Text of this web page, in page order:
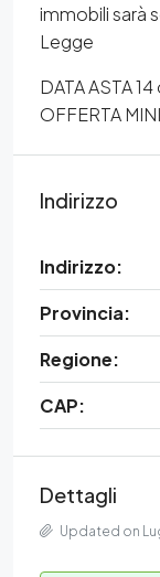
immobili sarà
Legge
DATA ASTA
OFFERTA
Indirizzo
Indirizzo:
Provincia:
Regione:
CAP:
Dettagli
Updated on